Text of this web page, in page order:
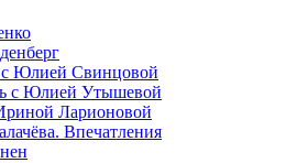
с Юлией Свинцовой
с Юлией Утышевой
Ларионовой
Впечатления